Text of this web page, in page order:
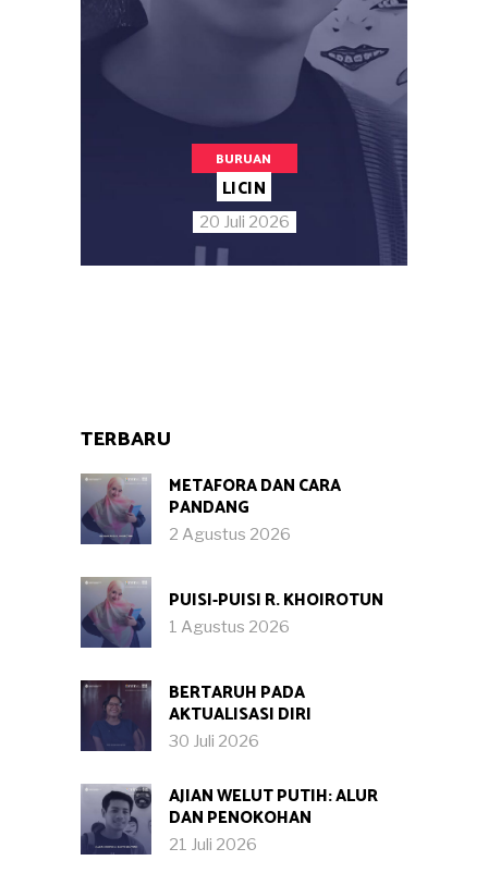
BURUAN
LICIN
20 Juli 2026
TERBARU
METAFORA DAN CARA
PANDANG
2 Agustus 2026
PUISI-PUISI R. KHOIROTUN
1 Agustus 2026
BERTARUH PADA
AKTUALISASI DIRI
30 Juli 2026
AJIAN WELUT PUTIH: ALUR
DAN PENOKOHAN
21 Juli 2026